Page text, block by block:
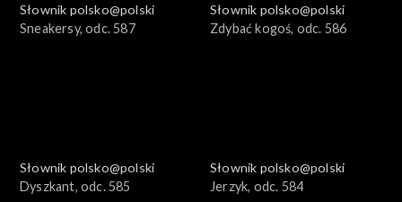
Słownik polsko@polski
Sneakersy, odc. 587
Słownik polsko@polski
Zdybać kogoś, odc. 586
Słownik polsko@polski
Dyszkant, odc. 585
Słownik polsko@polski
Jerzyk, odc. 584